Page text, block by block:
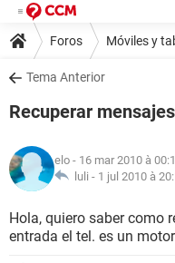
Foros Móviles y
Tema Anterior
Recuperar
elo - 16 mar 2010 à
luli - 1 jul 2010 à
Hola, quiero saber como
entrada el tel. es un